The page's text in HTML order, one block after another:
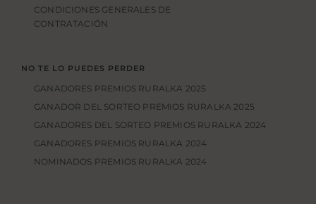
CONDICIONES GENERALES DE
CONTRATACIÓN
NO TE LO PUEDES PERDER
GANADORES PREMIOS RURALKA 2025
GANADOR DEL SORTEO PREMIOS RURALKA 2025
GANADORES DEL SORTEO PREMIOS RURALKA 2024
GANADORES PREMIOS RURALKA 2024
NOMINADOS PREMIOS RURALKA 2024